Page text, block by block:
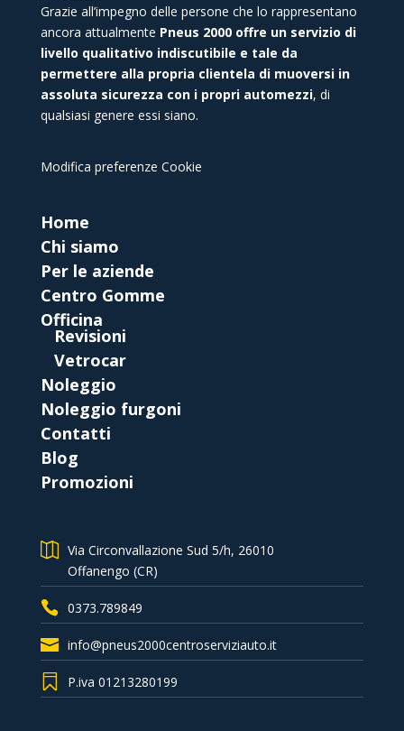
Grazie all’impegno delle persone che lo rappresentano
ancora attualmente Pneus 2000 offre un servizio di
livello qualitativo indiscutibile e tale da
permettere alla propria clientela di muoversi in
assoluta sicurezza con i propri automezzi, di
qualsiasi genere essi siano.
Modifica preferenze Cookie
Home
Chi siamo
Per le aziende
Centro Gomme
Officina
Revisioni
Vetrocar
Noleggio
Noleggio furgoni
Contatti
Blog
Promozioni
Via Circonvallazione Sud 5/h, 26010
Offanengo (CR)
0373.789849
info@pneus2000centroserviziauto.it
P.iva 01213280199